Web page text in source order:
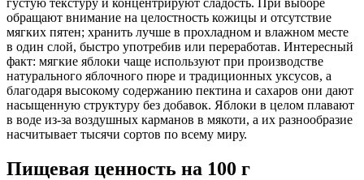
обращают внимание на целостность кожицы и отсутствие
мягких пятен; хранить лучше в прохладном и влажном месте
в один слой, быстро употребив или переработав. Интересный
факт: мягкие яблоки чаще используют при производстве
натурального яблочного пюре и традиционных уксусов, а
благодаря высокому содержанию пектина и сахаров они дают
насыщенную структуру без добавок. Яблоки в целом плавают
в воде из‑за воздушных карманов в мякоти, а их разнообразие
насчитывает тысячи сортов по всему миру.
Пищевая ценность на 100 г